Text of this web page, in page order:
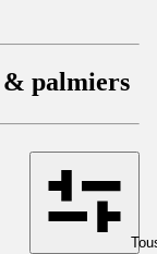
& palmiers